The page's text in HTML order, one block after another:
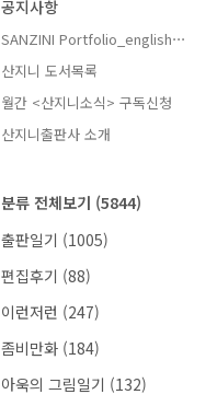
공지사항
SANZINI Portfolio_english⋯
산지니 도서목록
월간 <산지니소식> 구독신청
산지니출판사 소개
분류 전체보기 (5844)
출판일기 (1005)
편집후기 (88)
이런저런 (247)
좀비만화 (184)
아욱의 그림일기 (132)